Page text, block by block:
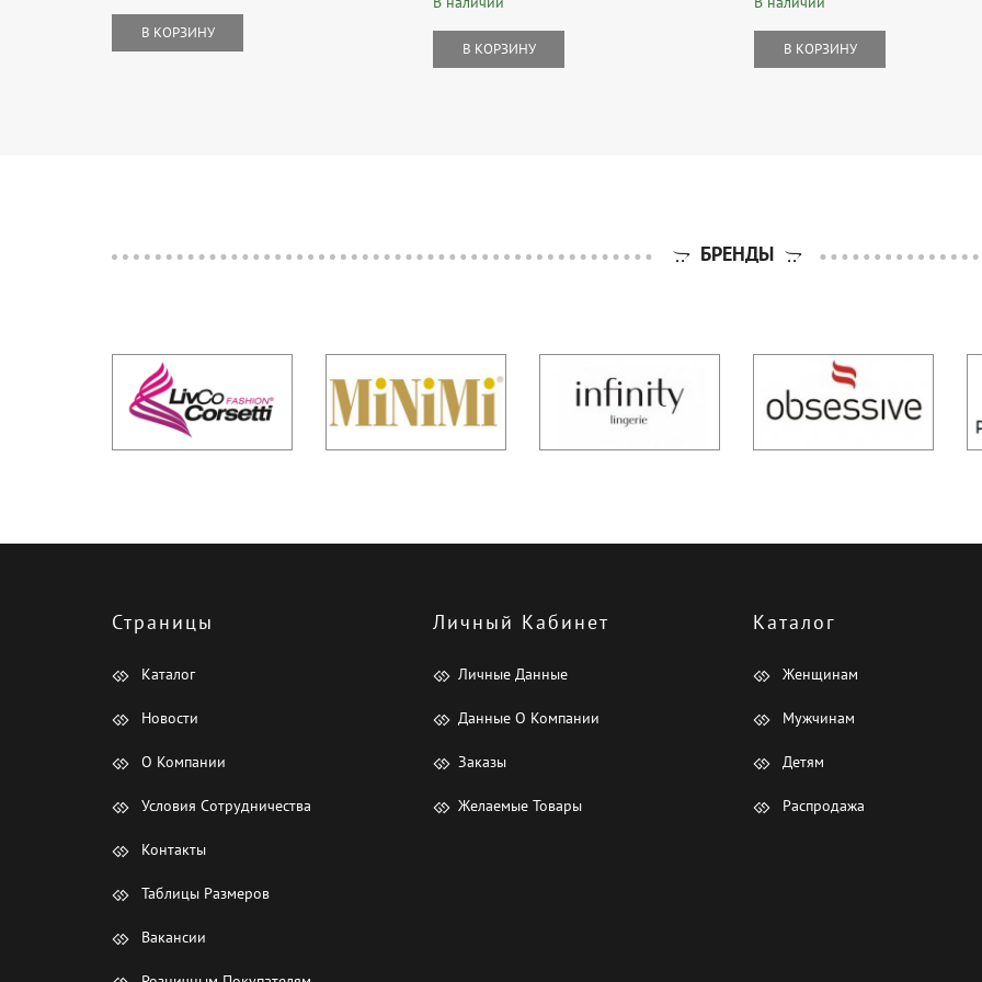
В КОРЗИНУ
В КОРЗИНУ В КОРЗИНУ
БРЕНДЫ
Страницы
Каталог
Новости
О Компании
Условия Сотрудничества
Контакты
Таблицы Размеров
Вакансии
Личный Кабинет
Личные Данные
Данные О Компании
Заказы
Желаемые Товары
Каталог
Женщинам
Мужчинам
Детям
Распродажа